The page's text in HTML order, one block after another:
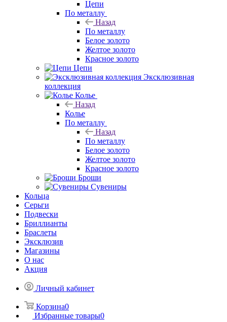
Цепи
По металлу
Назад
По металлу
Белое золото
Желтое золото
Красное золото
Цепи
Эксклюзивная
коллекция
Колье
Назад
Колье
По металлу
Назад
По металлу
Белое золото
Желтое золото
Красное золото
Броши
Сувениры
Кольца
Серьги
Подвески
Бриллианты
Браслеты
Эксклюзив
Магазины
О нас
Акция
Личный кабинет
Корзина0
Избранные товары0